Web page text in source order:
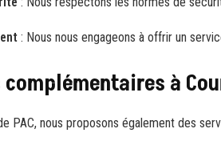
: Nous nous engageons à offrir un
à
PAC, nous proposons également des